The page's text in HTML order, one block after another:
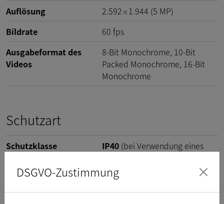
Auflösung
2.592×1.944 (5 MP)
Bildrate
60 fps
Ausgabeformat des
Videos
8-Bit Monochrome, 10-Bit
Packed Monochrome, 16-Bit
Monochrome
Schutzart
Schutzklasse IP40 (bei Verwendung eines
Datenkabels mit
Schraubverschluss und eines
I/O-Triggerkabels)
DSGVO-Zustimmung